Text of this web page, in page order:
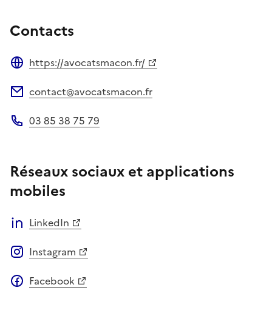
Contacts
https://avocatsmacon.fr/
contact@avocatsmacon.fr
03 85 38 75 79
Réseaux sociaux et applications
mobiles
LinkedIn
Instagram
Facebook